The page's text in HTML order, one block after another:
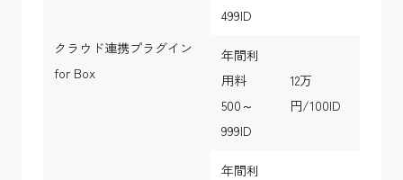
クラウド連携プラグイン
for Box
499ID
年間利
用料
500～
999ID
12万
円/100ID
年間利